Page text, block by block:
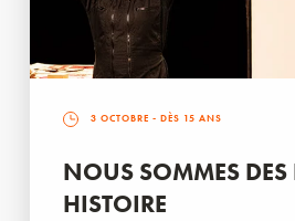
3 OCTOBRE - DÈS 15 ANS
NOUS SOMMES DES
HISTOIRE